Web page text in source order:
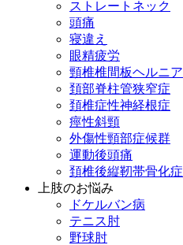
ストレートネック
頭痛
寝違え
眼精疲労
頸椎椎間板ヘルニア
頚部脊柱管狭窄症
頚椎症性神経根症
痙性斜頸
外傷性頸部症候群
運動後頭痛
頚椎後縦靭帯骨化症
上肢のお悩み
ドケルバン病
テニス肘
野球肘